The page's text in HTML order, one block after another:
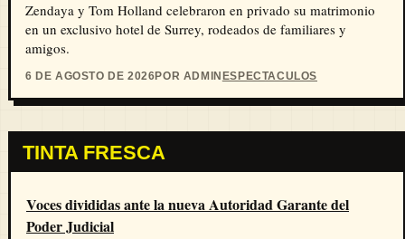
Zendaya y Tom Holland celebraron en privado su matrimonio
en un exclusivo hotel de Surrey, rodeados de familiares y
amigos.
6 DE AGOSTO DE 2026POR ADMIN ESPECTACULOS
TINTA FRESCA
Voces divididas ante la nueva Autoridad Garante del
Poder Judicial